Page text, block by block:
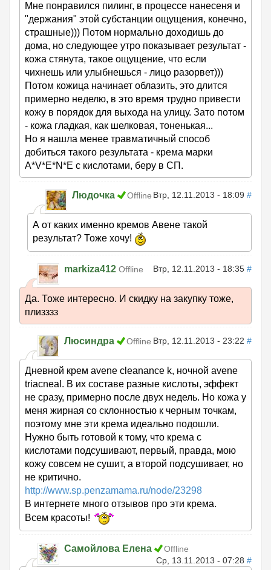
Мне понравился пилинг, в процессе нанесеня и
"держания" этой субстанции ощущения, конечно,
страшные))) Потом нормально доходишь до
дома, но следующее утро показывает результат -
кожа стянута, такое ощущение, что если
чихнешь или улыбнешься - лицо разорвет)))
Потом кожица начинает облазить, это длится
примерно неделю, в это время трудно привести
кожу в порядок для выхода на улицу. Зато потом
- кожа гладкая, как шелковая, тоненькая...
Но я нашла менее травматичный способ
добиться такого результата - крема марки
A*V*E*N*E с кислотами, беру в СП.
Людочка Offline Втр, 12.11.2013 - 18:09 #
А от каких именно кремов Авене такой
результат? Тоже хочу!
markiza412 Offline Втр, 12.11.2013 - 18:35 #
Да. Тоже интересно. И скидку на закупку тоже,
плизззз
Люсиндра Offline Втр, 12.11.2013 - 23:22 #
Дневной крем avene cleanance k, ночной avene
triacneal. В их составе разные кислоты, эффект
не сразу, примерно после двух недель. Но кожа у
меня жирная со склонностью к черным точкам,
поэтому мне эти крема идеально подошли.
Нужно быть готовой к тому, что крема с
кислотами подсушивают, первый, правда, мою
кожу совсем не сушит, а второй подсушивает, но
не критично.
http://www.sp.penzamama.ru/node/23298
В интернете много отзывов про эти крема.
Всем красоты!
Самойлова Елена
Offline
Ср, 13.11.2013 - 07:28 #